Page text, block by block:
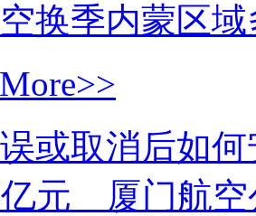
换季内蒙区
More>>
或取消后如
亿元 厦门航空